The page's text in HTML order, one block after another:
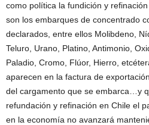
como política la fundición y
son los embarques de concentrado
declarados, entre ellos Molibdeno,
Teluro, Urano, Platino, Antimonio,
Paladio, Cromo, Flúor, Hierro,
aparecen en la factura de
del cargamento que se embarca…y
refundación y refinación en Chile el
en la economía no avanzará